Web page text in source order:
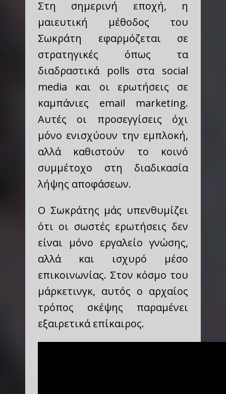
Στη σημερινή εποχή, η
μαιευτική μέθοδος του
Σωκράτη εφαρμόζεται σε
στρατηγικές όπως τα
διαδραστικά polls στα social
media και οι ερωτήσεις σε
καμπάνιες email marketing.
Αυτές οι προσεγγίσεις όχι
μόνο ενισχύουν την εμπλοκή,
αλλά καθιστούν το κοινό
συμμέτοχο στη διαδικασία
λήψης αποφάσεων.
Ο Σωκράτης μάς υπενθυμίζει
ότι οι σωστές ερωτήσεις δεν
είναι μόνο εργαλείο γνώσης,
αλλά και ισχυρό μέσο
επικοινωνίας. Στον κόσμο του
μάρκετινγκ, αυτός ο αρχαίος
τρόπος σκέψης παραμένει
εξαιρετικά επίκαιρος.